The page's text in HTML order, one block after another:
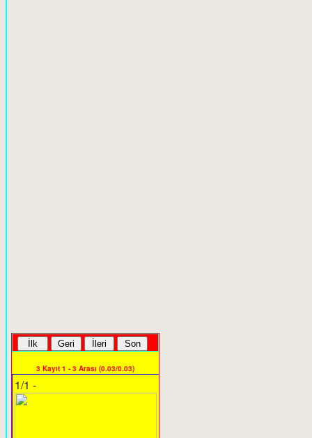
3 Kayıt 1 - 3 Arası (0.03/0.03)
1/1 -